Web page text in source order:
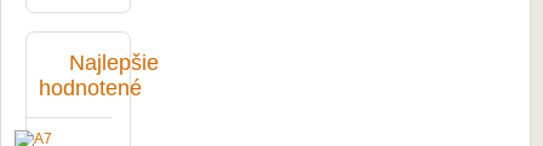
Najlepšie
hodnotené